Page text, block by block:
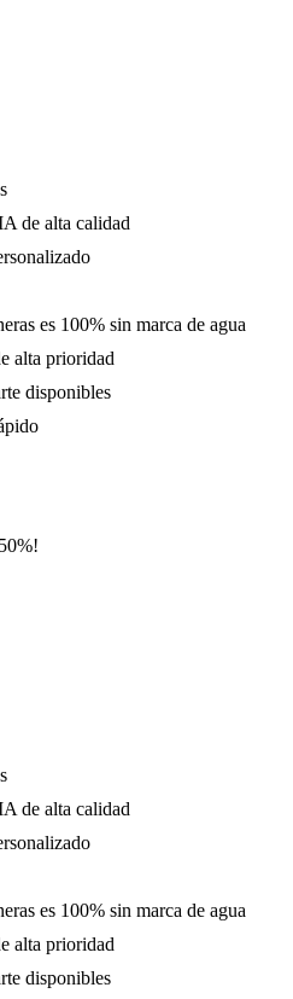
de alta calidad
es 100% sin marca de agua
alta prioridad
disponibles
de alta calidad
es 100% sin marca de agua
alta prioridad
disponibles